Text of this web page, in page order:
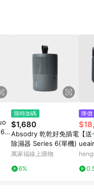
帳，才享有 LINE
等其他網頁、或
會造成追蹤中斷而
品規格、顏色、價
售網頁標示為準。
規定，逾期訂單將
有更改條款與法律
準。
限時加碼
$1,680
Absodry 乾乾好免插電
除濕器 Series 6(單機)
萬家福線上購物
6%
降價
【
RE